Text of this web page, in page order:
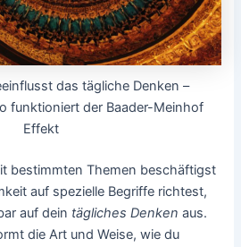
das tägliche Denken –
funktioniert der Baader-Meinhof
Effekt
bestimmten Themen beschäftigst
auf spezielle Begriffe richtest,
auf dein tägliches Denken aus.
die Art und Weise, wie du